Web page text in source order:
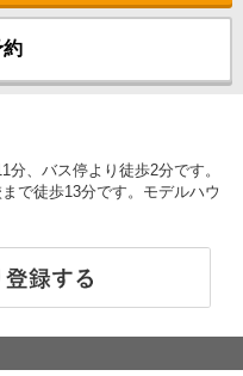
約
、バス停より徒歩2分です。
で徒歩13分です。モデルハウ